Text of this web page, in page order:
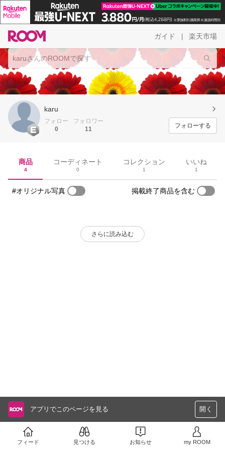
ガイド 楽天市場
karu
フォロー
0
フォロワー
11
フォローする
商品
4
コーディネート
0
コレクション
1
いいね
1
#オリジナル写真 掲載終了商品を含む
さらに読み込む
アプリでこのページを見る 開く
フィード 見つける お知らせ my ROOM